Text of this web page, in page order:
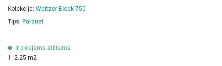
Kolekcija: Weitzer Block 750
Tips: Parquet
Ir pieejams atlikumā
1: 2.25 m2